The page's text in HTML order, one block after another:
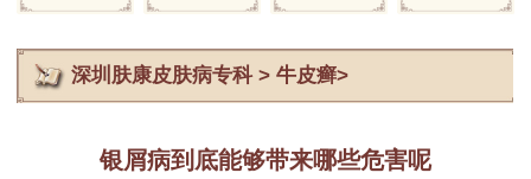
深圳肤康皮肤病专科>牛皮癣>
银屑病到底能够带来哪些危害呢